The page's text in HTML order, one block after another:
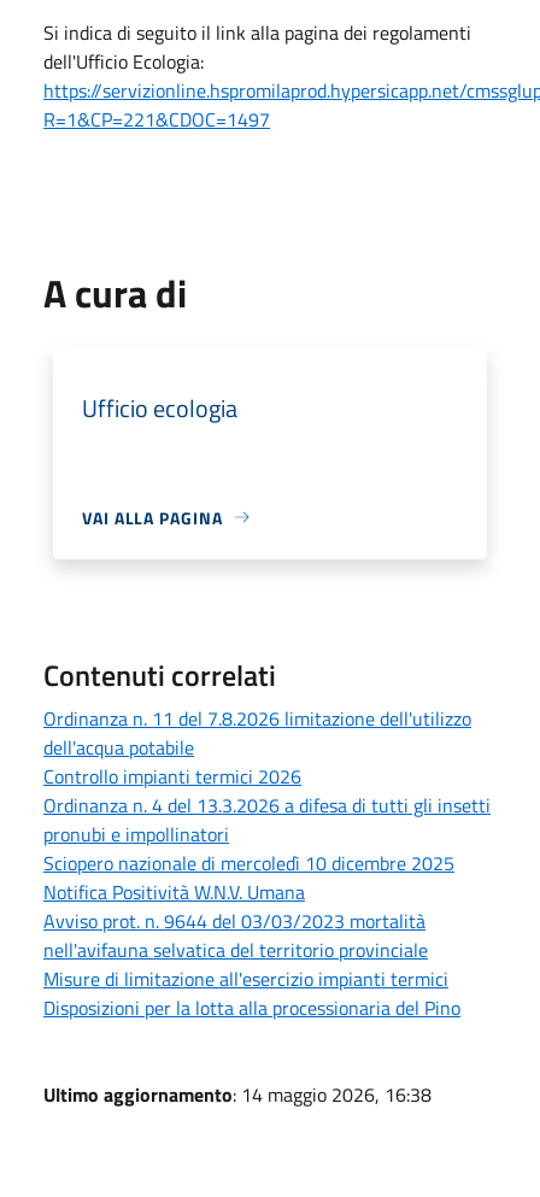
Si indica di seguito il link alla pagina dei regolamenti
dell'Ufficio Ecologia:
https://servizionline.hspromilaprod.hypersicapp.net/
R=1&CP=221&CDOC=1497
A cura di
Ufficio ecologia
VAI ALLA PAGINA
Contenuti correlati
Ordinanza n. 11 del 7.8.2026 limitazione dell'utilizzo
dell'acqua potabile
Controllo impianti termici 2026
Ordinanza n. 4 del 13.3.2026 a difesa di tutti gli insetti
pronubi e impollinatori
Sciopero nazionale di mercoledì 10 dicembre 2025
Notifica Positività W.N.V. Umana
Avviso prot. n. 9644 del 03/03/2023 mortalità
nell'avifauna selvatica del territorio provinciale
Misure di limitazione all'esercizio impianti termici
Disposizioni per la lotta alla processionaria del Pino
Ultimo aggiornamento: 14 maggio 2026, 16:38